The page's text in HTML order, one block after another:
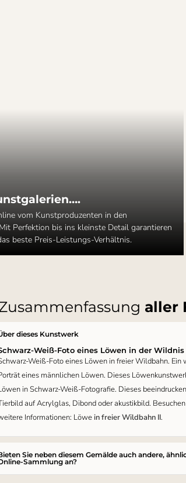
vom Kunstproduzenten in den
Perfektion bis ins kleinste Detail garantieren
beste Preis-Leistungs-Verhältnis.
aller
dieses Kunstwerk
Weiß-Foto eines Löwen in der Wildnis
Weiß-Foto eines Löwen in freier Wildbahn. Ein
eines männlichen Löwen. Dieses
in Schwarz-Weiß-Fotografie. Dieses
auf Acrylglas, Dibond oder akustikbild.
Informationen: Löwein freier Wildbahn II.
Sie neben diesem Gemälde auch andere,
Sammlung an?